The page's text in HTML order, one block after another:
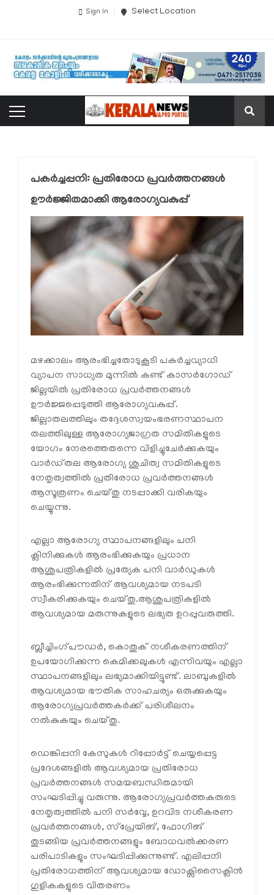
Sign In Select Location
പകർച്ചപ്പനി: പ്രതിരോധ പ്രവർത്തനങ്ങൾ
ഊർജ്ജിതമാക്കി ആരോഗ്യവകുപ്പ്
മഴക്കാലം ആരംഭിച്ചതോടുകൂടി പകർച്ചവ്യാധി
വ്യാപന സാധ്യത മുന്നിൽ കണ്ട് കാസർഗോഡ്
ജില്ലയിൽ പ്രതിരോധ പ്രവർത്തനങ്ങൾ
ഊർജ്ജപ്പെടുത്തി ആരോഗ്യവകുപ്പ്.
ജില്ലാതലത്തിലും തദ്ദേശസ്വയംഭരണസ്ഥാപന
തലത്തിലുള്ള ആരോഗ്യജാഗ്രത സമിതികളുടെ
യോഗം നേരത്തെതന്നെ വിളിച്ചുചേർക്കുകയും
വാർഡ്തല ആരോഗ്യ ശുചിത്വ സമിതികളുടെ
നേതൃത്വത്തിൽ പ്രതിരോധ പ്രവർത്തനങ്ങൾ
ആസൂത്രണം ചെയ്തു നടപ്പാക്കി വരികയും
ചെയ്യുന്നു.
എല്ലാ ആരോഗ്യ സ്ഥാപനങ്ങളിലും പനി
ക്ലിനിക്കുകൾ ആരംഭിക്കുകയും പ്രധാന
ആശുപത്രികളിൽ പ്രത്യേക പനി വാർഡുകൾ
ആരംഭിക്കുന്നതിന് ആവശ്യമായ നടപടി
സ്വീകരിക്കുകയും ചെയ്തു.ആശുപത്രികളിൽ
ആവശ്യമായ മരുന്നുകളുടെ ലഭ്യത ഉറപ്പുവരുത്തി.
ബ്ലീച്ചിംഗ്പൗഡർ, കൊതുക് നശീകരണത്തിന്
ഉപയോഗിക്കുന്ന കെമിക്കലുകൾ എന്നിവയും എല്ലാ
സ്ഥാപനങ്ങളിലും ലഭ്യമാക്കിയിട്ടുണ്ട്. ലാബുകളിൽ
ആവശ്യമായ ഭൗതിക സാഹചര്യം ഒരുക്കുകയും
ആരോഗ്യപ്രവർത്തകർക്ക് പരിശീലനം
നൽകുകയും ചെയ്തു.
ഡെങ്കിപ്പനി കേസുകൾ റിപ്പോർട്ട് ചെയ്യപ്പെട്ട
പ്രദേശങ്ങളിൽ ആവശ്യമായ പ്രതിരോധ
പ്രവർത്തനങ്ങൾ സമയബന്ധിതമായി
സംഘടിപ്പിച്ചു വരുന്നു. ആരോഗ്യപ്രവർത്തകരുടെ
നേതൃത്വത്തിൽ പനി സർവ്വേ, ഉറവിട നശീകരണ
പ്രവർത്തനങ്ങൾ, സ്പ്രേയിങ്, ഫോഗിങ്
തുടങ്ങിയ പ്രവർത്തനങ്ങളും ബോധവൽക്കരണ
പരിപാടികളും സംഘടിപ്പിക്കുന്നുണ്ട്. എലിപ്പനി
പ്രതിരോധത്തിന് ആവശ്യമായ ഡോക്സിസൈക്ലിൻ
ഗുളികകളുടെ വിതരണം